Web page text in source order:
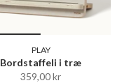
PLAY
Bordstaffeli i træ
359,00 kr